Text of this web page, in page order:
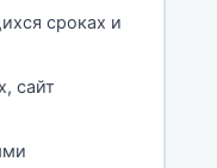
сроках и
сайт